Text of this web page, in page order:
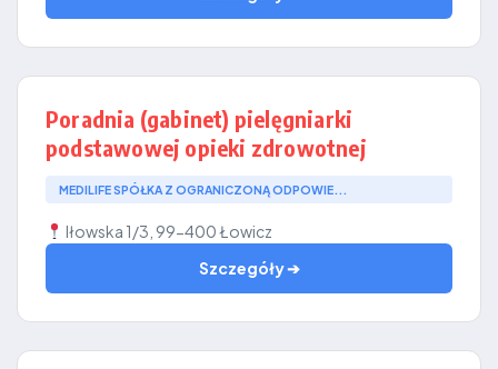
Poradnia (gabinet) pielęgniarki
podstawowej opieki zdrowotnej
MEDILIFE SPÓŁKA Z OGRANICZONĄ ODPOWIE...
Iłowska 1/3, 99-400 Łowicz
Szczegóły ➔